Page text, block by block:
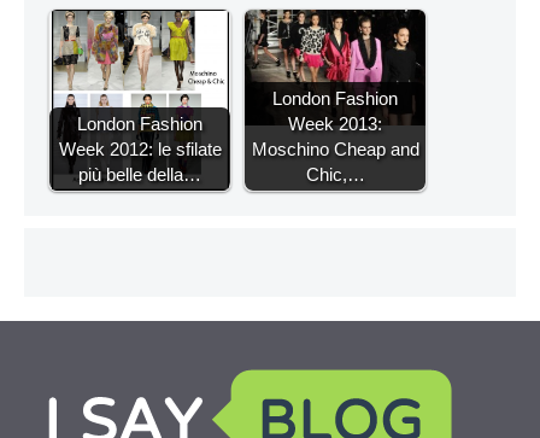
London Fashion
Week 2012: le sfilate
più belle della…
London Fashion
Week 2013:
Moschino Cheap and
Chic,…